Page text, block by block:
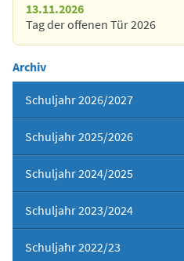
13.11.2026
Tag der offenen Tür 2026
Archiv
Schuljahr 2026/2027
Schuljahr 2025/2026
Schuljahr 2024/2025
Schuljahr 2023/2024
Schuljahr 2022/23